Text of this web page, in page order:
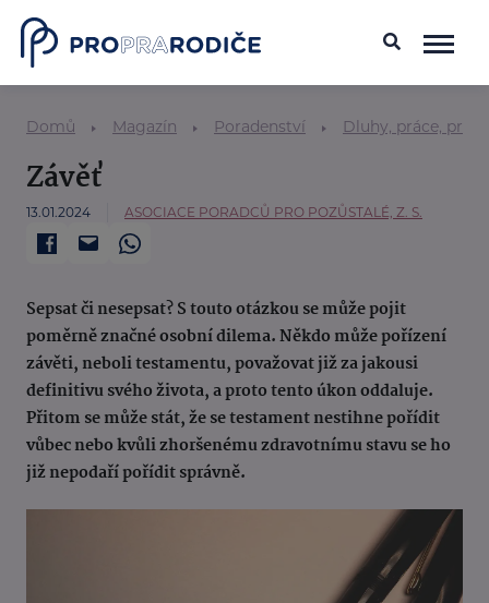
Domů Magazín Poradenství Dluhy, práce, právo
Závěť
13.01.2024 ASOCIACE PORADCŮ PRO POZŮSTALÉ, Z. S.
Sepsat či nesepsat? S touto otázkou se může pojit
poměrně značné osobní dilema. Někdo může pořízení
závěti, neboli testamentu, považovat již za jakousi
definitivu svého života, a proto tento úkon oddaluje.
Přitom se může stát, že se testament nestihne pořídit
vůbec nebo kvůli zhoršenému zdravotnímu stavu se ho
již nepodaří pořídit správně.